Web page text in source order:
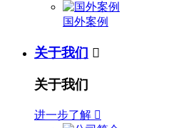
国外案例
关于我们 
关于我们
进一步了解 